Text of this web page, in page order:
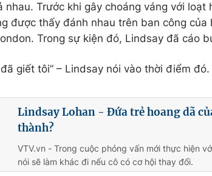
nhau. Trước khi gây choáng váng với loạt
được thấy đánh nhau trên ban công của
Trong sự kiện đó, Lindsay đã cáo
giết tôi” – Lindsay nói vào thời điểm đó.
Lindsay Lohan - Đứa trẻ hoang dã
thành?
VTV.vn - Trong cuộc phỏng vấn mới thực hiện
nói sẽ làm khác đi nếu cô có cơ hội thay đổi.